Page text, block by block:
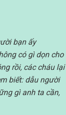
bạn ấy
có gì dọn cho
rồi, các cháu lại
biết: dẫu người
gì anh ta cần,